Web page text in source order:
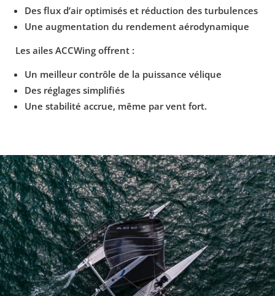
Des flux d’air optimisés et réduction des turbulences
Une augmentation du rendement aérodynamique
Les ailes ACCWing offrent :
Un meilleur contrôle de la puissance vélique
Des réglages simplifiés
Une stabilité accrue, même par vent fort.